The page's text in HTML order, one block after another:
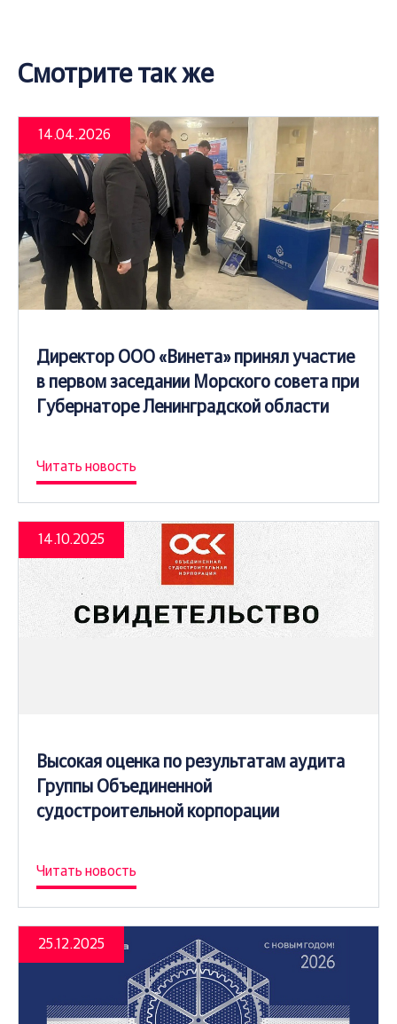
Смотрите так же
14.04.2026
Директор ООО «Винета» принял участие
в первом заседании Морского совета при
Губернаторе Ленинградской области
Читать новость
14.10.2025
Высокая оценка по результатам аудита
Группы Объединенной
судостроительной корпорации
Читать новость
25.12.2025